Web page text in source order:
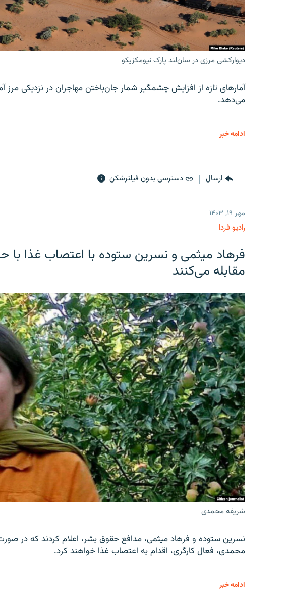
دیوارکشی مرزی در سان‌لند پارک نیومکزیکو
آمارهای تازه از افزایش چشمگیر شمار جان‌باختن مهاجران در نزدیکی
می‌دهد.
ادامه خبر
ارسال دسترسی بدون فیلترشکن
مهر ۱۹, ۱۴۰۳
رادیو فردا
فرهاد میثمی و نسرین ستوده با اعتصاب غذا
مقابله می‌کنند
شریفه محمدی
نسرین ستوده و فرهاد میثمی، مدافع حقوق بشر، اعلام کردند که در
محمدی، فعال کارگری، اقدام به اعتصاب غذا خواهند کرد.
ادامه خبر